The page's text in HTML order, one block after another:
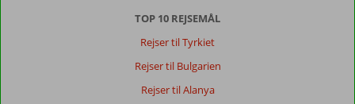
TOP 10 REJSEMÅL
Rejser til Tyrkiet
Rejser til Bulgarien
Rejser til Alanya